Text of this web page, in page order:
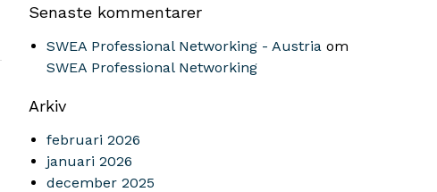
Senaste kommentarer
SWEA Professional Networking - Austria om
SWEA Professional Networking
Arkiv
februari 2026
januari 2026
december 2025